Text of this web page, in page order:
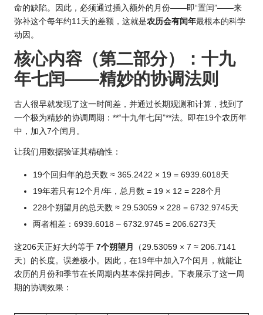
命的缺陷。因此，必须通过插入额外的月份——即“置闰”——来
弥补这个每年约11天的差额，这就是农历会有闰年最根本的科学
动因。
核心内容（第二部分）：十九
年七闰——精妙的协调法则
古人很早就发现了这一时间差，并通过长期观测和计算，找到了
一个极为精妙的协调周期：**“十九年七闰”**法。即在19个农历年
中，加入7个闰月。
让我们用数据验证其精确性：
19个回归年的总天数 ≈ 365.2422 × 19 = 6939.6018天
19年若只有12个月/年，总月数 = 19 × 12 = 228个月
228个朔望月的总天数 ≈ 29.53059 × 228 = 6732.9745天
两者相差：6939.6018 – 6732.9745 = 206.6273天
这206天正好大约等于 7个朔望月
（29.53059 × 7 ≈ 206.7141
天）的长度。误差极小。因此，在19年中加入7个闰月，就能让
农历的月份和季节在长周期内基本保持同步。下表展示了这一周
期的协调效果：